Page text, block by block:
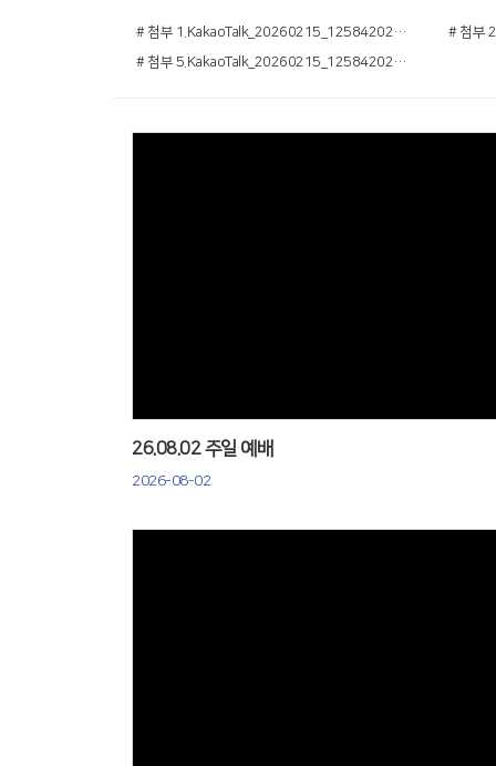
# 첨부 1.KakaoTalk_20260215_125842026.jpg
# 첨부 5.KakaoTalk_20260215_125842026_07.jpg
26.08.02 주일 예배
2026-08-02